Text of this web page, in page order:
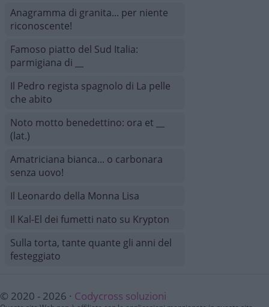
Anagramma di granita... per niente
riconoscente!
Famoso piatto del Sud Italia:
parmigiana di __
Il Pedro regista spagnolo di La pelle
che abito
Noto motto benedettino: ora et __
(lat.)
Amatriciana bianca... o carbonara
senza uovo!
Il Leonardo della Monna Lisa
Il Kal-El dei fumetti nato su Krypton
Sulla torta, tante quante gli anni del
festeggiato
© 2020 - 2026 · Codycross soluzioni